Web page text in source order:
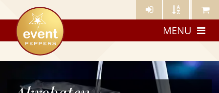
Künstler- Künstler Meine
eventpeppers
MENU